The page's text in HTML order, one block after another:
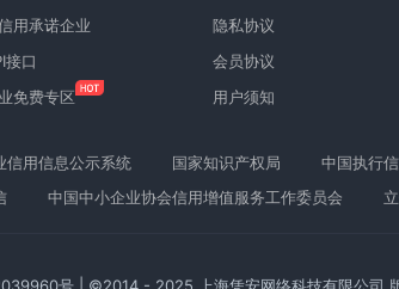
用承诺企业
接口
免费专区
隐私协议
会员协议
用户须知
信用信息公示系统 国家知识产权局 中国执行
中国中小企业协会信用增值服务工作委员会
号 | ©2014 - 2025 上海凭安网络科技有限公司